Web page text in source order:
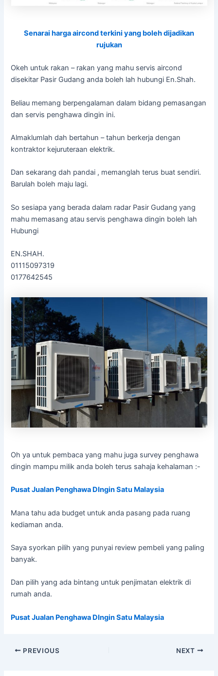
Senarai harga aircond terkini yang boleh dijadikan
rujukan
Okeh untuk rakan – rakan yang mahu servis aircond
disekitar Pasir Gudang anda boleh lah hubungi En.Shah.
Beliau memang berpengalaman dalam bidang pemasangan
dan servis penghawa dingin ini.
Almaklumlah dah bertahun – tahun berkerja dengan
kontraktor kejuruteraan elektrik.
Dan sekarang dah pandai , memanglah terus buat sendiri.
Barulah boleh maju lagi.
So sesiapa yang berada dalam radar Pasir Gudang yang
mahu memasang atau servis penghawa dingin boleh lah
Hubungi
EN.SHAH.
01115097319
0177642545
Oh ya untuk pembaca yang mahu juga survey penghawa
dingin mampu milik anda boleh terus sahaja kehalaman :-
Pusat Jualan Penghawa DIngin Satu Malaysia
Mana tahu ada budget untuk anda pasang pada ruang
kediaman anda.
Saya syorkan pilih yang punyai review pembeli yang paling
banyak.
Dan pilih yang ada bintang untuk penjimatan elektrik di
rumah anda.
Pusat Jualan Penghawa DIngin Satu Malaysia
PREVIOUS NEXT